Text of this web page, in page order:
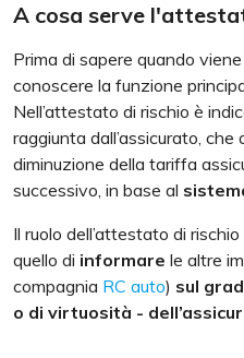
A cosa serve
Prima di sapere quando
conoscere la funzione
Nell’attestato di rischio è
raggiunta dall’assicurato, che
diminuzione della tariffa
successivo, in base al
Il ruolo dell’attestato di
quello di informare le altre
compagnia RC auto) sul
o di virtuosità -